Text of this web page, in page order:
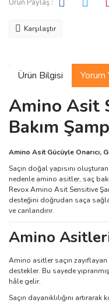
Karşılaştır
Ürün Bilgisi Yorum
Amino Asit
Bakım
Amino Asit Gücüyle Onarıcı,
Saçın doğal yapısını
nedenle amino asitler, saç
Revox Amino Asit Sensitive
desteğini doğrudan saça
ve canlandırır.
Amino
Amino asitler saçın
destekler. Bu sayede
hâle gelir.
Saçın dayanıklılığını